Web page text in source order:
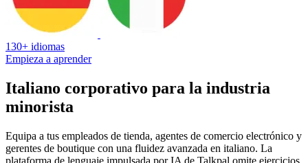
130+ idiomas
Empieza a aprender
Italiano corporativo para la industria
minorista
Equipa a tus empleados de tienda, agentes de comercio electrónico y
gerentes de boutique con una fluidez avanzada en italiano. La
plataforma de lenguaje impulsada por IA de Talkpal omite ejercicios